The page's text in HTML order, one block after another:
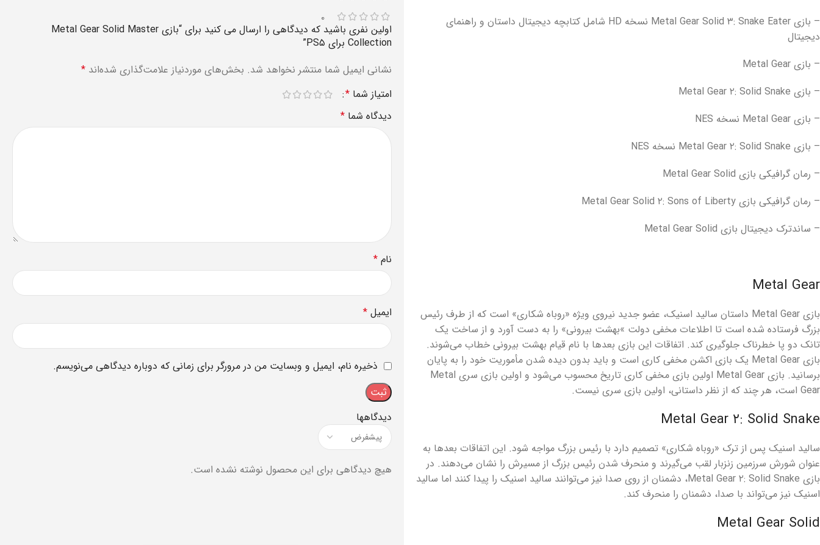
– بازی Metal Gear Solid ۳: Snake Eater نسخه HD شامل کتابچه دیجیتال داستان و راهنمای
دیجیتال
– بازی Metal Gear
– بازی Metal Gear ۲: Solid Snake
– بازی Metal Gear نسخه NES
– بازی Metal Gear ۲: Solid Snake نسخه NES
– رمان گرافیکی بازی Metal Gear Solid
– رمان گرافیکی بازی Metal Gear Solid ۲: Sons of Liberty
– ساندترک دیجیتال بازی Metal Gear Solid
Metal Gear
بازی Metal Gear داستان سالید اسنیک، عضو جدید نیروی ویژه «روباه شکاری» است که از طرف رئیس
بزرگ فرستاده شده است تا اطلاعات مخفی دولت »بهشت بیرونی» را به دست آورد و از ساخت یک
تانک دو پا خطرناک جلوگیری کند. اتفاقات این بازی بعدها با نام قیام بهشت بیرونی خطاب می‌شوند.
بازی Metal Gear یک بازی اکشن مخفی کاری است و باید بدون دیده شدن مأموریت خود را به پایان
برسانید. بازی Metal Gear اولین بازی مخفی کاری تاریخ محسوب می‌شود و اولین بازی سری Metal
Gear است، هر چند که از نظر داستانی، اولین بازی سری نیست.
Metal Gear ۲: Solid Snake
سالید اسنیک پس از ترک «روباه شکاری» تصمیم دارد با رئیس بزرگ مواجه شود. این اتفاقات بعدها به
عنوان شورش سرزمین زنزبار لقب می‌گیرند و منحرف شدن رئیس بزرگ از مسیرش را نشان می‌دهند. در
بازی Metal Gear ۲: Solid Snake، دشمنان از روی صدا نیز می‌توانند سالید اسنیک را پیدا کنند اما سالید
اسنیک نیز می‌تواند با صدا، دشمنان را منحرف کند.
Metal Gear Solid
۰
دیدگاهها
هیچ دیدگاهی برای این محصول نوشته نشده است.
اولین نفری باشید که دیدگاهی را ارسال می کنید برای “بازی Metal Gear Solid Master
Collection برای PS۵”
نشانی ایمیل شما منتشر نخواهد شد. بخش‌های موردنیاز علامت‌گذاری شده‌اند *
امتیاز شما *
دیدگاه شما *
نام *
ایمیل *
ذخیره نام، ایمیل و وبسایت من در مرورگر برای زمانی که دوباره دیدگاهی می‌نویسم.